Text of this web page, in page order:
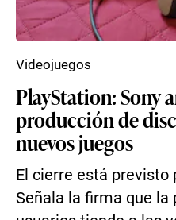
PlayStation: Sony
producción de
nuevos juegos
El cierre está previsto
Señala la firma que la
Videojuegos